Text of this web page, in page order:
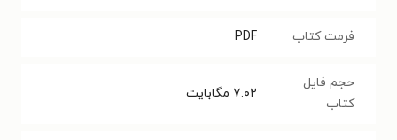
فرمت کتاب PDF
حجم فایل
کتاب
۷.۰۲ مگابایت